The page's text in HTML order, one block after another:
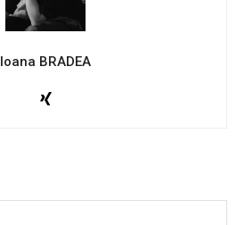
Ioana BRADEA